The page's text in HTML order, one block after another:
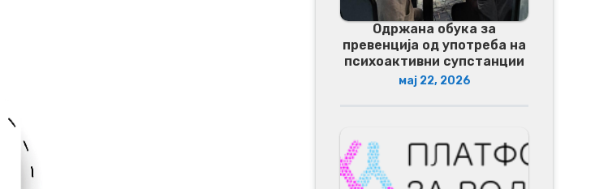
Одржана обука за
превенција од употреба на
психоактивни супстанции
мај 22, 2026